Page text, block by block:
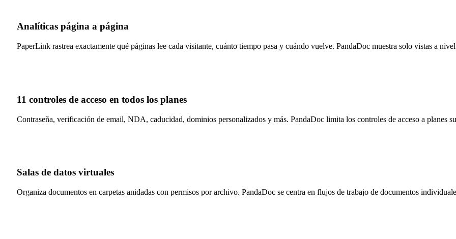
Analíticas página a página
PaperLink rastrea exactamente qué páginas lee cada visitante, cuánto tiempo pasa y cuándo vuelve. PandaDoc muestra solo vistas a
11 controles de acceso en todos los planes
Contraseña, verificación de email, NDA, caducidad, dominios personalizados y más. PandaDoc limita los controles de acceso a planes
Salas de datos virtuales
Organiza documentos en carpetas anidadas con permisos por archivo. PandaDoc se centra en flujos de trabajo de documentos